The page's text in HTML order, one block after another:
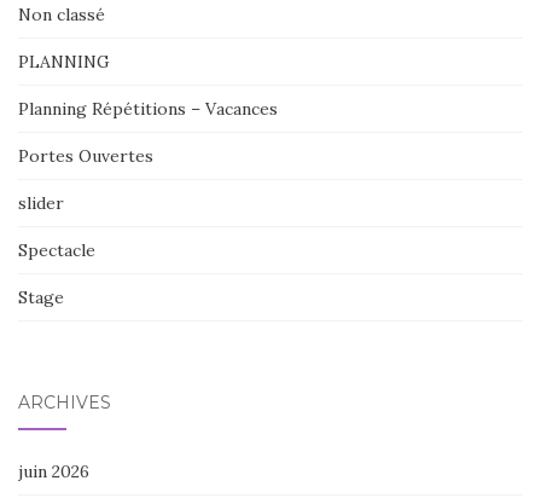
Non classé
PLANNING
Planning Répétitions – Vacances
Portes Ouvertes
slider
Spectacle
Stage
ARCHIVES
juin 2026